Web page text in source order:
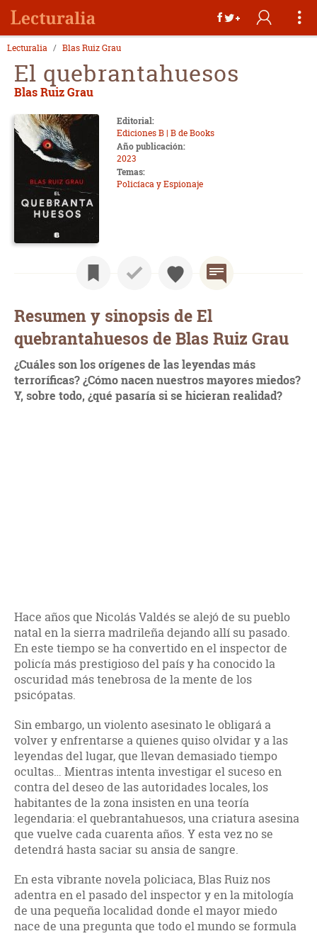
Lecturalia Blas Ruiz Grau
El quebrantahuesos
Blas Ruiz Grau
Editorial:
Ediciones B | B de Books
Año publicación:
2023
Temas:
Policíaca y Espionaje
Resumen y sinopsis de El
quebrantahuesos de Blas Ruiz Grau
¿Cuáles son los orígenes de las leyendas más
terroríficas? ¿Cómo nacen nuestros mayores miedos?
Y, sobre todo, ¿qué pasaría si se hicieran realidad?
Hace años que Nicolás Valdés se alejó de su pueblo
natal en la sierra madrileña dejando allí su pasado.
En este tiempo se ha convertido en el inspector de
policía más prestigioso del país y ha conocido la
oscuridad más tenebrosa de la mente de los
psicópatas.
Sin embargo, un violento asesinato le obligará a
volver y enfrentarse a quienes quiso olvidar y a las
leyendas del lugar, que llevan demasiado tiempo
ocultas… Mientras intenta investigar el suceso en
contra del deseo de las autoridades locales, los
habitantes de la zona insisten en una teoría
legendaria: el quebrantahuesos, una criatura asesina
que vuelve cada cuarenta años. Y esta vez no se
detendrá hasta saciar su ansia de sangre.
En esta vibrante novela policiaca, Blas Ruiz nos
adentra en el pasado del inspector y en la mitología
de una pequeña localidad donde el mayor miedo
nace de una pregunta que todo el mundo se formula